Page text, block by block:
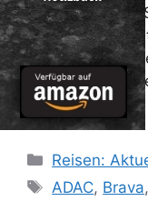
Homburg, Elke;
Maler, wilde
Strand und
felsenreich an
Weiterlesen …
Kategorien
Reisen:
Schlagwörter
ADAC, Brava,